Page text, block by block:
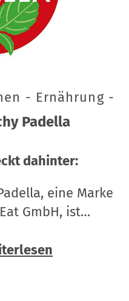
- Ernährung -
Padella
dahinter:
eine Marke
GmbH, ist…